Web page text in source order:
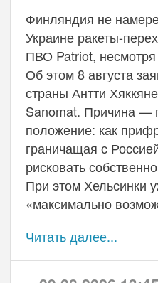
Финляндия не
Украине ракеты-
ПВО Patriot,
Об этом 8 августа
страны Антти
Sanomat. Причина —
положение: как
граничащая с
рисковать
При этом Хельсинки
«максимально
Читать далее...